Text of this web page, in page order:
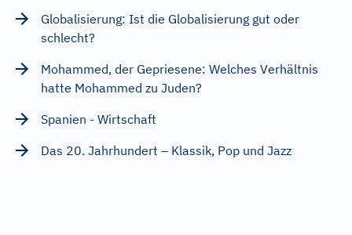
Globalisierung: Ist die Globalisierung gut oder
schlecht?
Mohammed, der Gepriesene: Welches Verhältnis
hatte Mohammed zu Juden?
Spanien - Wirtschaft
Das 20. Jahrhundert – Klassik, Pop und Jazz